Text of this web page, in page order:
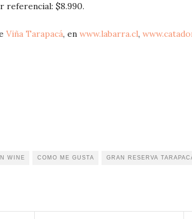
referencial: $8.990.
Viña Tarapacá, en www.labarra.cl,
WINE COMO ME GUSTA GRAN RESERVA